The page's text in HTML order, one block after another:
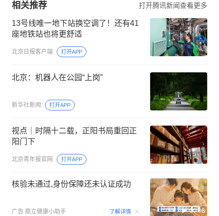
相关推荐 打开腾讯新闻查看更多
13号线唯一地下站换空调了！还有41
座地铁站也将更舒适
北京日报客户端 打开APP
北京：机器人在公园“上岗”
新华社新闻 打开APP
视点｜时隔十二载，正阳书局重回正
阳门下
北京青年报官网 打开APP
核验未通过,身份保障还未认证成功
广告 鼎立健康小助手 了解详情 00:08